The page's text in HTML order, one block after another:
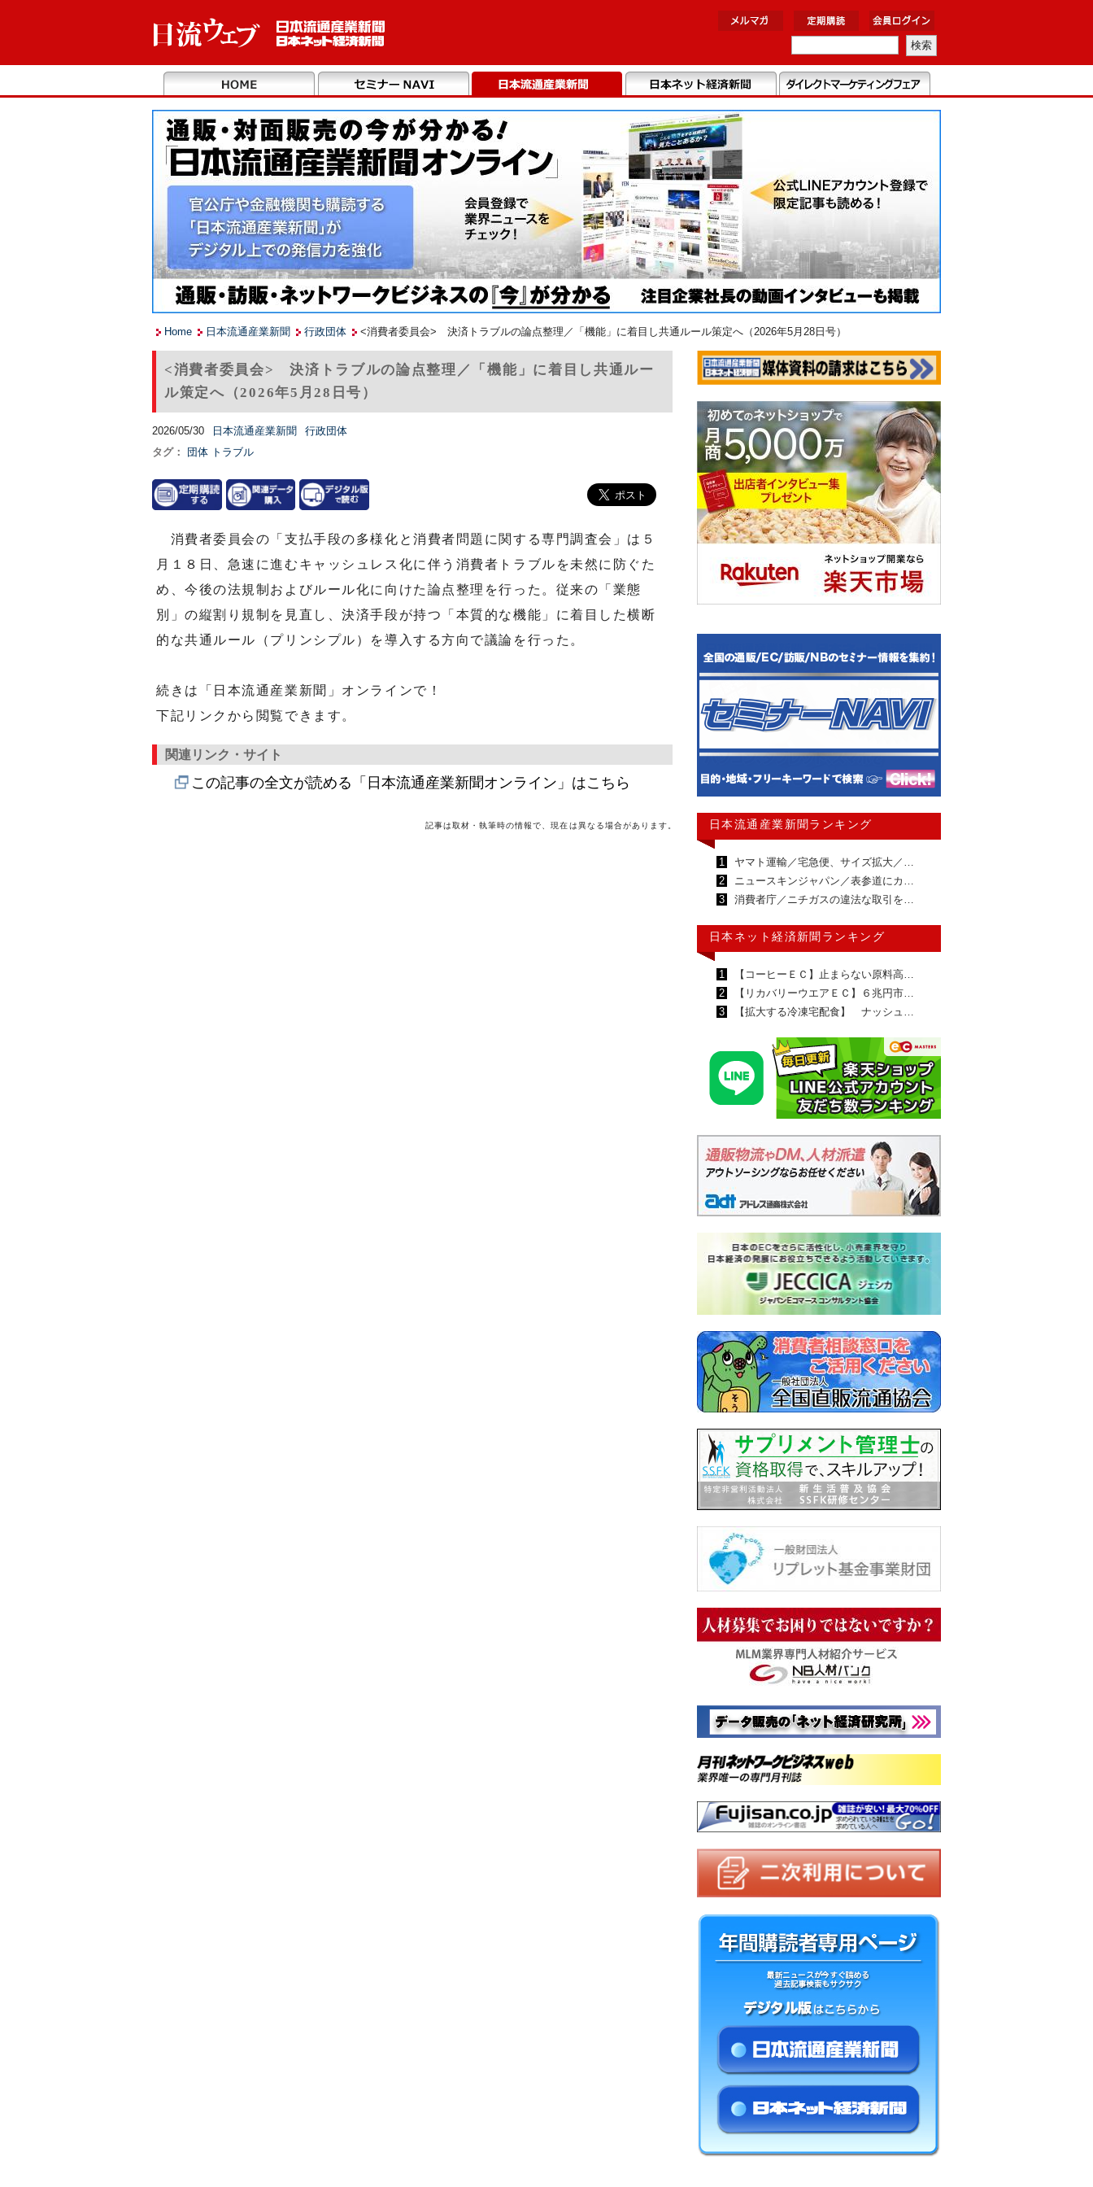
Home 日本流通産業新聞 行政団体 <消費者委員会> 決済トラブルの論点整理／「機能」に着目し共通ルール策定へ（2026年5月28日号）
<消費者委員会> 決済トラブルの論点整理／「機能」に着目し共通ルー
ル策定へ（2026年5月28日号）
2026/05/30 日本流通産業新聞
行政団体
タグ：
団体 トラブル
消費者委員会の「支払手段の多様化と消費者問題に関する専門調査会」は５
月１８日、急速に進むキャッシュレス化に伴う消費者トラブルを未然に防ぐた
め、今後の法規制およびルール化に向けた論点整理を行った。従来の「業態
別」の縦割り規制を見直し、決済手段が持つ「本質的な機能」に着目した横断
的な共通ルール（プリンシプル）を導入する方向で議論を行った。
続きは「日本流通産業新聞」オンラインで！
下記リンクから閲覧できます。
関連リンク・サイト
この記事の全文が読める「日本流通産業新聞オンライン」はこちら
記事は取材・執筆時の情報で、現在は異なる場合があります。 日本流通産業新聞ランキング
1
ヤマト運輸／宅急便、サイズ拡大／…
2
ニュースキンジャパン／表参道にカ…
3
消費者庁／ニチガスの違法な取引を…
日本ネット経済新聞ランキング
1
【コーヒーＥＣ】止まらない原料高…
2
【リカバリーウエアＥＣ】６兆円市…
3
【拡大する冷凍宅配食】 ナッシュ…